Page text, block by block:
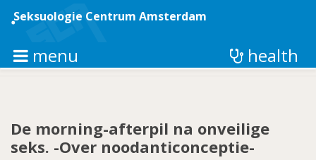
naar
gaan
Seksuologie Centrum Amsterdam
menu health
De morning-afterpil na onveilige
seks. -Over noodanticonceptie-